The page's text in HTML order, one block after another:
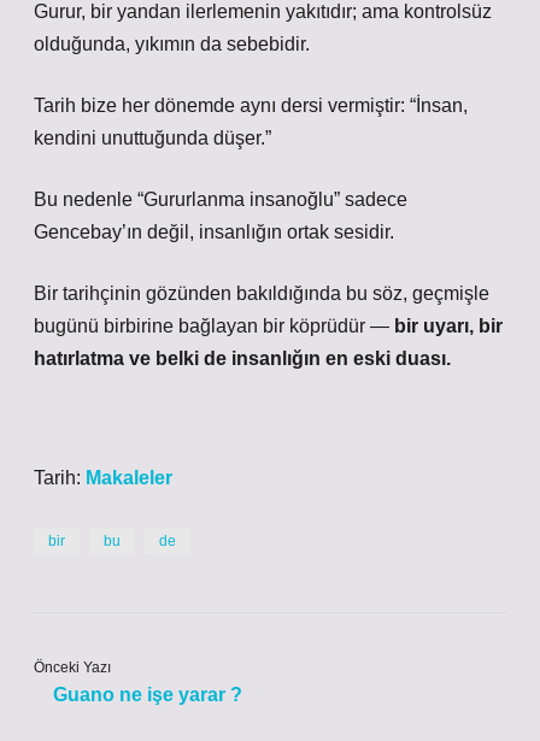
Gurur, bir yandan ilerlemenin yakıtıdır; ama kontrolsüz
olduğunda, yıkımın da sebebidir.
Tarih bize her dönemde aynı dersi vermiştir: “İnsan,
kendini unuttuğunda düşer.”
Bu nedenle “Gururlanma insanoğlu” sadece
Gencebay’ın değil, insanlığın ortak sesidir.
Bir tarihçinin gözünden bakıldığında bu söz, geçmişle
bugünü birbirine bağlayan bir köprüdür — bir uyarı, bir
hatırlatma ve belki de insanlığın en eski duası.
Tarih: Makaleler
bir bu de
Önceki Yazı
Guano ne işe yarar ?